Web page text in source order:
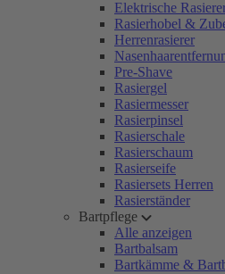
Elektrische
Rasierhobel &
Herrenrasierer
Pre-Shave
Rasiergel
Rasiermesser
Rasierpinsel
Rasierschale
Rasierschaum
Rasierseife
Rasiersets Herren
Rasierständer
Bartpflege
Alle anzeigen
Bartbalsam
Bartkämme &